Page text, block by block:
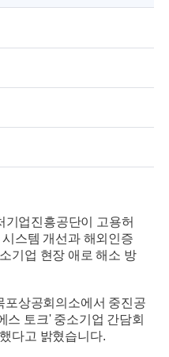
기업진흥공단이 고용허
스템 개선과 해외인증
기업 현장 애로 해소 방
포상공회의소에서 중진공
스 토크' 중소기업 간담회
다고 밝혔습니다.